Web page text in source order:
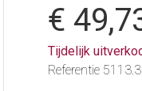
€
Tijdelijk
Referentie